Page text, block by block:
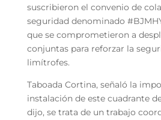
suscribieron el convenio de
seguridad denominado
que se comprometieron a
conjuntas para reforzar la
limítrofes.
Taboada Cortina, señaló la
instalación de este cuadrante
dijo, se trata de un trabajo